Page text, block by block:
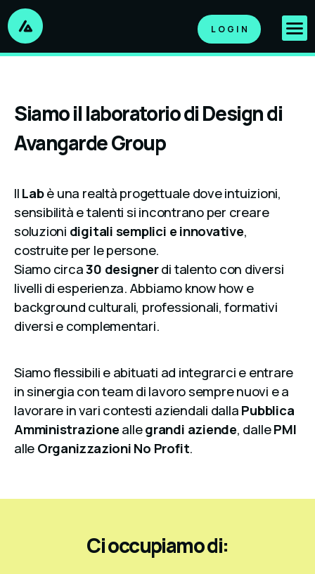
LOGIN
Siamo il laboratorio di Design di
Avangarde Group
IlLabè una realtà progettuale dove intuizioni,
sensibilità e talenti si incontrano per creare
soluzioni digitali semplici e innovative,
costruite per le persone.
Siamo circa30 designerdi talento con diversi
livelli di esperienza. Abbiamo know how e
background culturali, professionali, formativi
diversi e complementari.
Siamo flessibili e abituati ad integrarci e entrare
in sinergia con team di lavoro sempre nuovi e a
lavorare in vari contesti aziendali dallaPubblica
Amministrazioneallegrandi aziende, dallePMI
alleOrganizzazioni No Profit.
Ci occupiamo di: